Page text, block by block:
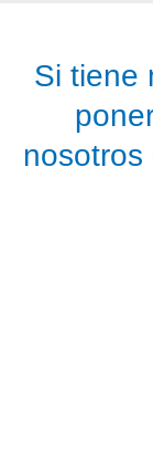
Si tiene
nosotros